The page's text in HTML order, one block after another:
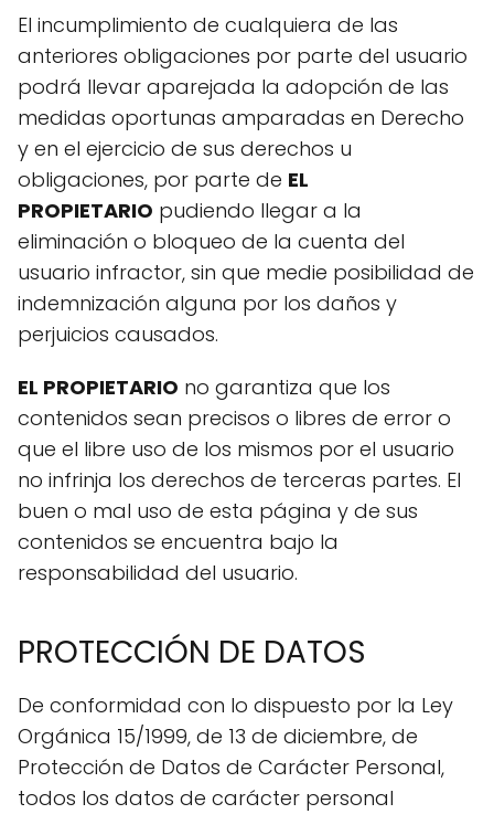
El incumplimiento de cualquiera de las
anteriores obligaciones por parte del usuario
podrá llevar aparejada la adopción de las
medidas oportunas amparadas en Derecho
y en el ejercicio de sus derechos u
obligaciones, por parte de EL
PROPIETARIO pudiendo llegar a la
eliminación o bloqueo de la cuenta del
usuario infractor, sin que medie posibilidad de
indemnización alguna por los daños y
perjuicios causados.
EL PROPIETARIO no garantiza que los
contenidos sean precisos o libres de error o
que el libre uso de los mismos por el usuario
no infrinja los derechos de terceras partes. El
buen o mal uso de esta página y de sus
contenidos se encuentra bajo la
responsabilidad del usuario.
PROTECCIÓN DE DATOS
De conformidad con lo dispuesto por la Ley
Orgánica 15/1999, de 13 de diciembre, de
Protección de Datos de Carácter Personal,
todos los datos de carácter personal